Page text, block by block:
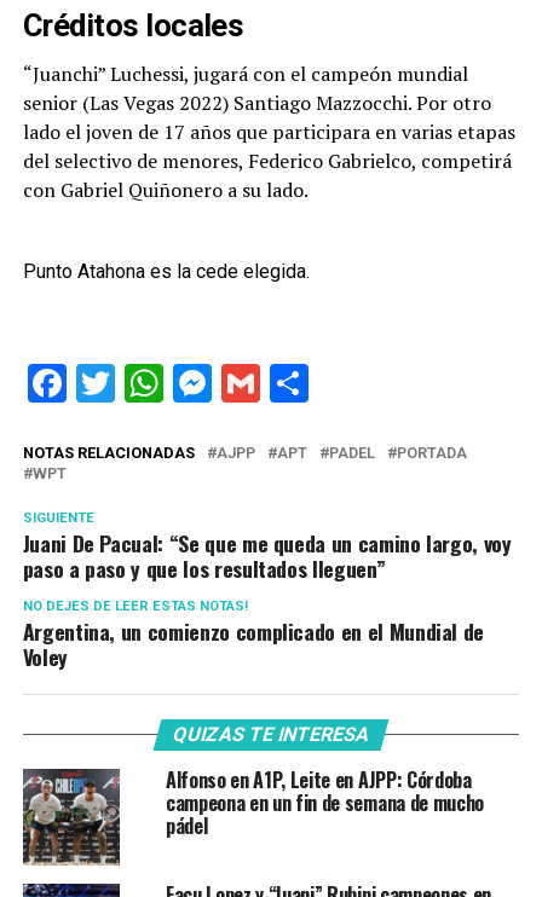
Créditos locales
“Juanchi” Luchessi, jugará con el campeón mundial
senior (Las Vegas 2022) Santiago Mazzocchi. Por otro
lado el joven de 17 años que participara en varias etapas
del selectivo de menores, Federico Gabrielco, competirá
con Gabriel Quiñonero a su lado.
Punto Atahona es la cede elegida.
Facebook
Twitter
WhatsApp
Messenger
GmailShare
NOTAS RELACIONADAS AJPP APT PADEL
PORTADA
WPT
SIGUIENTE
Juani De Pacual: “Se que me queda un camino largo, voy
paso a paso y que los resultados lleguen”
NO DEJES DE LEER ESTAS NOTAS!
Argentina, un comienzo complicado en el Mundial de
Voley
QUIZAS TE INTERESA
Alfonso en A1P, Leite en AJPP: Córdoba
campeona en un fin de semana de mucho
pádel